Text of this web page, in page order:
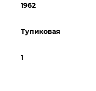
1962
Тупиковая
1